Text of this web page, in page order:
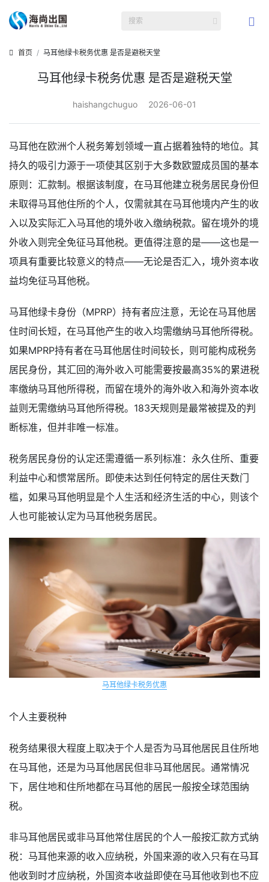
首页 马耳他绿卡税务优惠 是否是避税天堂
马耳他绿卡税务优惠 是否是避税天堂
haishangchuguo 2026-06-01
马耳他在欧洲个人税务筹划领域一直占据着独特的地位。其
持久的吸引力源于一项使其区别于大多数欧盟成员国的基本
原则：汇款制。根据该制度，在马耳他建立税务居民身份但
未取得马耳他住所的个人，仅需就其在马耳他境内产生的收
入以及实际汇入马耳他的境外收入缴纳税款。留在境外的境
外收入则完全免征马耳他税。更值得注意的是——这也是一
项具有重要比较意义的特点——无论是否汇入，境外资本收
益均免征马耳他税。
马耳他绿卡身份（MPRP）持有者应注意，无论在马耳他居
住时间长短，在马耳他产生的收入均需缴纳马耳他所得税。
如果MPRP持有者在马耳他居住时间较长，则可能构成税务
居民身份，其汇回的海外收入可能需要按最高35%的累进税
率缴纳马耳他所得税，而留在境外的海外收入和海外资本收
益则无需缴纳马耳他所得税。183天规则是最常被提及的判
断标准，但并非唯一标准。
税务居民身份的认定还需遵循一系列标准：永久住所、重要
利益中心和惯常居所。即使未达到任何特定的居住天数门
槛，如果马耳他明显是个人生活和经济生活的中心，则该个
人也可能被认定为马耳他税务居民。
马耳他绿卡税务优惠
个人主要税种
税务结果很大程度上取决于个人是否为马耳他居民且住所地
在马耳他，还是为马耳他居民但非马耳他居民。通常情况
下，居住地和住所地都在马耳他的居民一般按全球范围纳
税。
非马耳他居民或非马耳他常住居民的个人一般按汇款方式纳
税：马耳他来源的收入应纳税，外国来源的收入只有在马耳
他收到时才应纳税，外国资本收益即使在马耳他收到也不应